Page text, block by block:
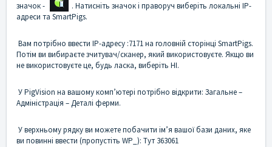
значок -
. Натисніть значок і праворуч виберіть локальні IP-
адреси та SmartPigs.
Вам потрібно ввести IP-адресу :7171 на головній сторінці SmartPigs.
Потім ви вибираєте зчитувач/сканер, який використовуєте. Якщо ви
не використовуєте це, будь ласка, виберіть НІ.
У PigVision на вашому комп’ютері потрібно відкрити: Загальне –
Адміністрація – Деталі ферми.
У верхньому рядку ви можете побачити ім’я вашої бази даних, яке
ви повинні ввести (пропустіть WP_): Тут 363061